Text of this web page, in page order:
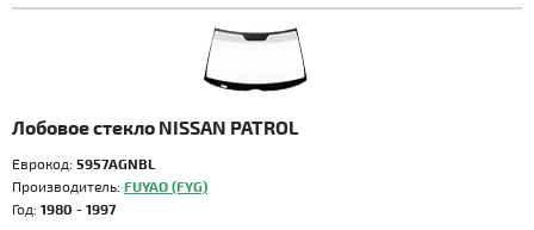
Лобовое стекло NISSAN PATROL
Еврокод: 5957AGNBL
Производитель: FUYAO (FYG)
Год: 1980 - 1997